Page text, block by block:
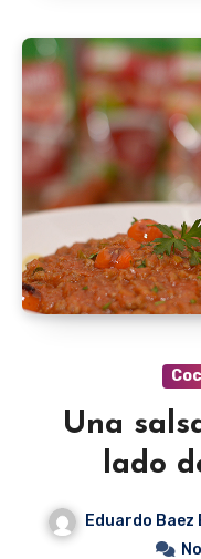
Una
lado
Eduardo Baez